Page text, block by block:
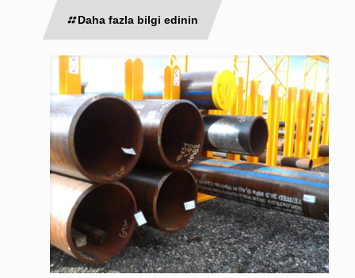
Daha fazla bilgi edinin